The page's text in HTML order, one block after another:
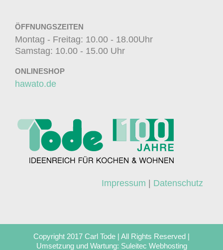
ÖFFNUNGSZEITEN
Montag - Freitag: 10.00 - 18.00Uhr
Samstag: 10.00 - 15.00 Uhr
ONLINESHOP
hawato.de
Impressum | Datenschutz
Copyright 2017 Carl Tode | All Rights Reserved |
Umsetzung und Wartung: Suleitec Webhosting